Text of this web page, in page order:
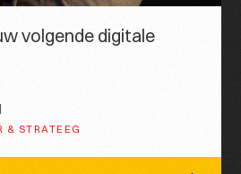
volgende digitale
& STRATEEG